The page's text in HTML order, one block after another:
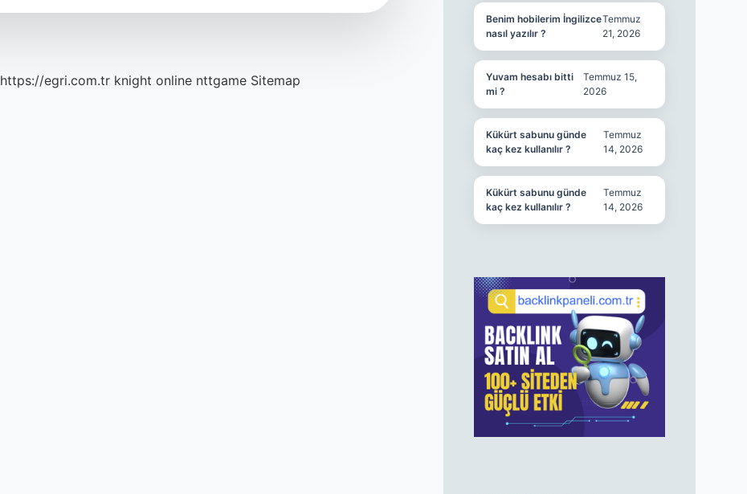
https://egri.com.tr knight online nttgame Sitemap
Benim hobilerim İngilizce
nasıl yazılır ?
Temmuz
21, 2026
Yuvam hesabı bitti
mi ?
Temmuz 15,
2026
Kükürt sabunu günde
kaç kez kullanılır ?
Temmuz
14, 2026
Kükürt sabunu günde
kaç kez kullanılır ?
Temmuz
14, 2026